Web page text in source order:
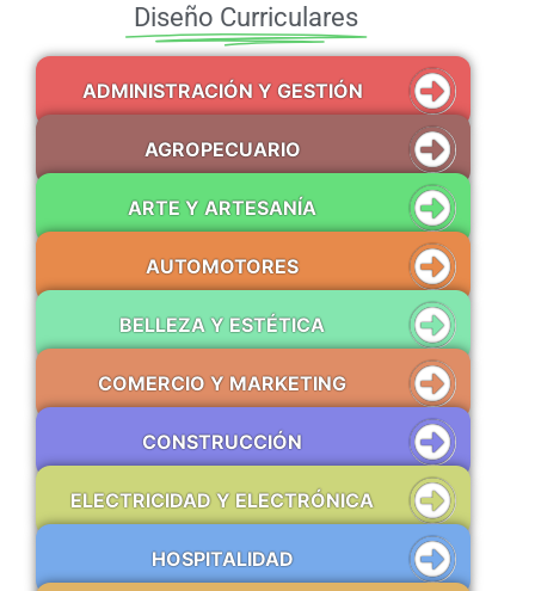
Diseño Curriculares
ADMINISTRACIÓN Y GESTIÓN
AGROPECUARIO
ARTE Y ARTESANÍA
AUTOMOTORES
BELLEZA Y ESTÉTICA
COMERCIO Y MARKETING
CONSTRUCCIÓN
ELECTRICIDAD Y ELECTRÓNICA
HOSPITALIDAD